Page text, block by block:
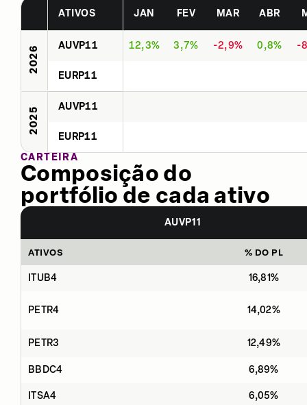
ATIVOS JAN FEV MAR ABR
2026 AUVP11 12,3% 3,7% -2,9% 0,8% -
EURP11
2025 AUVP11
EURP11
CARTEIRA
Composição do
portfólio de cada ativo
AUVP11
ATIVOS % DO PL
ITUB4 16,81%
PETR4 14,02%
PETR3 12,49%
BBDC4 6,89%
ITSA4 6,05%